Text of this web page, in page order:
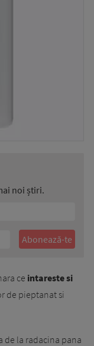
noi știri.
ce intareste si
de pieptanat si
de la radacina pana